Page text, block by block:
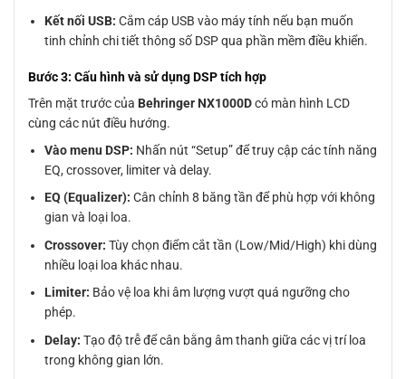
Kết nối USB: Cắm cáp USB vào máy tính nếu bạn muốn
tinh chỉnh chi tiết thông số DSP qua phần mềm điều khiển.
Bước 3: Cấu hình và sử dụng DSP tích hợp
Trên mặt trước của Behringer NX1000Dcó màn hình LCD
cùng các nút điều hướng.
Vào menu DSP: Nhấn nút “Setup” để truy cập các tính năng
EQ, crossover, limiter và delay.
EQ (Equalizer): Cân chỉnh 8 băng tần để phù hợp với không
gian và loại loa.
Crossover: Tùy chọn điểm cắt tần (Low/Mid/High) khi dùng
nhiều loại loa khác nhau.
Limiter: Bảo vệ loa khi âm lượng vượt quá ngưỡng cho
phép.
Delay: Tạo độ trễ để cân bằng âm thanh giữa các vị trí loa
trong không gian lớn.